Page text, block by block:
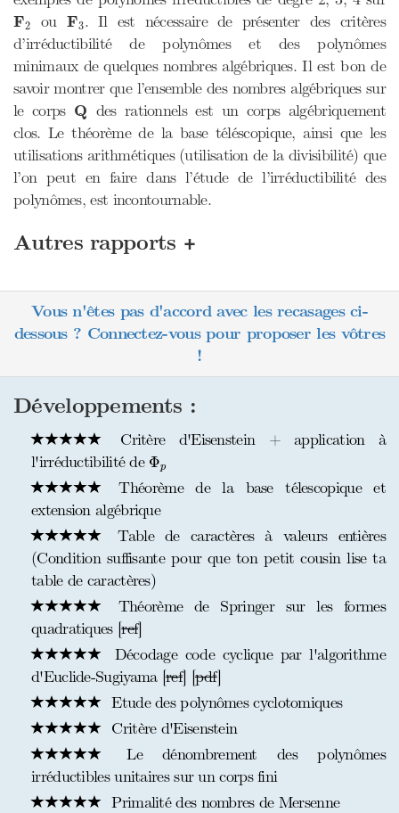
F2
F2 ou F3
F3 . Il est nécessaire de présenter des critères
d’irréductibilité de polynômes et des polynômes
minimaux de quelques nombres algébriques. Il est bon de
savoir montrer que l’ensemble des nombres algébriques sur
le corps Q
Q des rationnels est un corps algébriquement
clos. Le théorème de la base téléscopique, ainsi que les
utilisations arithmétiques (utilisation de la divisibilité) que
l’on peut en faire dans l’étude de l’irréductibilité des
polynômes, est incontournable.
Autres rapports +
Vous n'êtes pas d'accord avec les recasages ci-
dessous ? Connectez-vous pour proposer les vôtres
!
Développements :
Critère d'Eisenstein + application à
l'irréductibilité de Φp
Φ
Théorème de la base télescopique et
extension algébrique
Table de caractères à valeurs entières
(Condition suffisante pour que ton petit cousin lise ta
table de caractères)
Théorème de Springer sur les formes
quadratiques [ref]
Décodage code cyclique par l'algorithme
d'Euclide-Sugiyama [ref] [pdf]
Etude des polynômes cyclotomiques
Critère d'Eisenstein
Le dénombrement des polynômes
irréductibles unitaires sur un corps fini
Primalité des nombres de Mersenne